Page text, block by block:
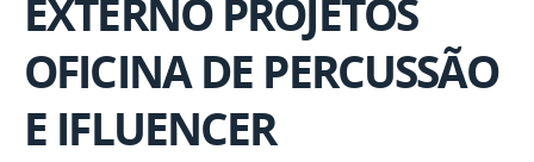
EXTERNO PROJETOS
OFICINA DE PERCUSSÃO
E IFLUENCER